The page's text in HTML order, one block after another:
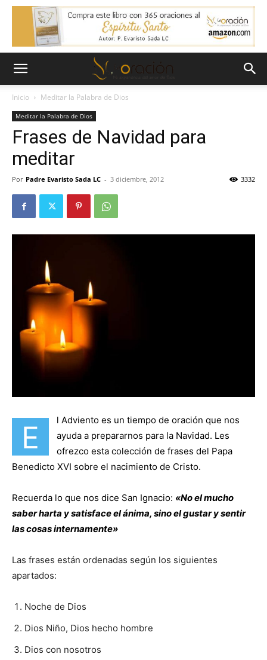
Inicio Meditar la Palabra de Dios
Meditar la Palabra de Dios
Frases de Navidad para
meditar
Por Padre Evaristo Sada LC - 3 diciembre, 2012 3332
E
l Adviento es un tiempo de oración que nos
ayuda a prepararnos para la Navidad. Les
ofrezco esta colección de frases del Papa
Benedicto XVI sobre el nacimiento de Cristo.
Recuerda lo que nos dice San Ignacio: «No el mucho
saber harta y satisface el ánima, sino el gustar y sentir
las cosas internamente»
Las frases están ordenadas según los siguientes
apartados:
Noche de Dios
Dios Niño, Dios hecho hombre
Dios con nosotros